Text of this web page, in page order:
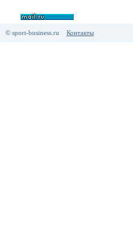
© sport-business.ru Контакты